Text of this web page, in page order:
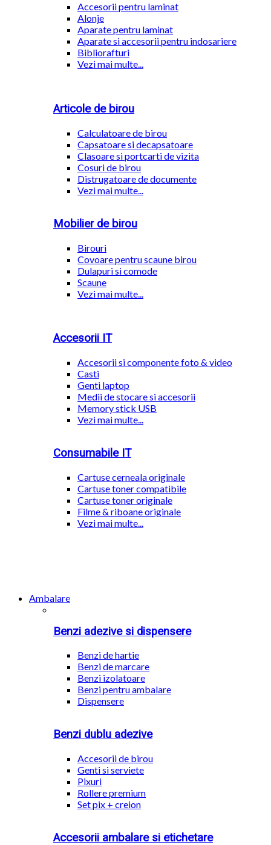
Accesorii pentru laminat
Alonje
Aparate pentru laminat
Aparate si accesorii pentru indosariere
Bibliorafturi
Vezi mai multe...
Articole de birou
Calculatoare de birou
Capsatoare si decapsatoare
Clasoare si portcarti de vizita
Cosuri de birou
Distrugatoare de documente
Vezi mai multe...
Mobilier de birou
Birouri
Covoare pentru scaune birou
Dulapuri si comode
Scaune
Vezi mai multe...
Accesorii IT
Accesorii si componente foto & video
Casti
Genti laptop
Medii de stocare si accesorii
Memory stick USB
Vezi mai multe...
Consumabile IT
Cartuse cerneala originale
Cartuse toner compatibile
Cartuse toner originale
Filme & riboane originale
Vezi mai multe...
Ambalare
Benzi adezive si dispensere
Benzi de hartie
Benzi de marcare
Benzi izolatoare
Benzi pentru ambalare
Dispensere
Benzi dublu adezive
Accesorii de birou
Genti si serviete
Pixuri
Rollere premium
Set pix + creion
Accesorii ambalare si etichetare